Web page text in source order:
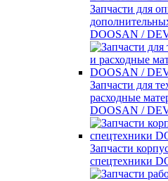
Запчасти для
DOOSAN /
Запчасти для
расходные
DOOSAN /
Запчасти
спецтехники